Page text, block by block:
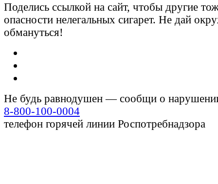
Поделись ссылкой на сайт, чтобы другие
опасности нелегальных сигарет. Не дай
обмануться!
Не будь равнодушен — сообщи о
8-800-100-0004
телефон горячей линии Роспотребнадзора